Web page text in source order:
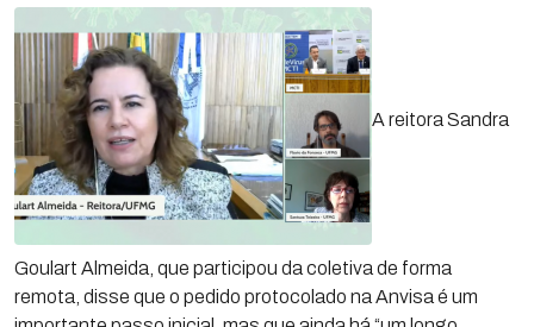
A reitora Sandra
Goulart Almeida, que participou da coletiva de forma
remota, disse que o pedido protocolado na Anvisa é um